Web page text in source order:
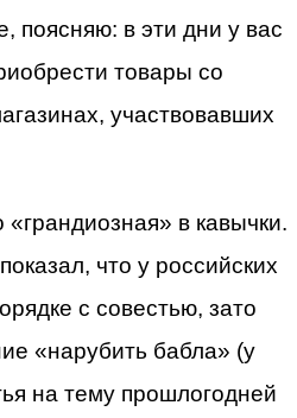
поясняю: в эти дни у вас
товары со
участвовавших
в кавычки.
что у российских
с совестью, зато
«нарубить бабла» (у
на тему прошлогодней